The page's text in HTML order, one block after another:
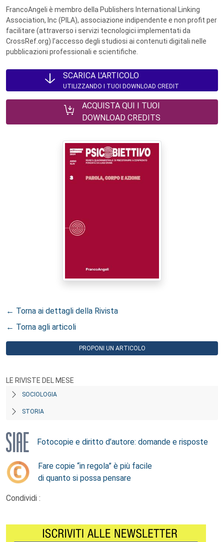
FrancoAngeli è membro della Publishers International Linking
Association, Inc (PILA), associazione indipendente e non profit per
facilitare (attraverso i servizi tecnologici implementati da
CrossRef.org) l’accesso degli studiosi ai contenuti digitali nelle
pubblicazioni professionali e scientifiche.
SCARICA L'ARTICOLO
UTILIZZANDO I TUOI DOWNLOAD CREDIT
ACQUISTA QUI I TUOI
DOWNLOAD CREDITS
← Torna ai dettagli della Rivista
← Torna agli articoli
PROPONI UN ARTICOLO
LE RIVISTE DEL MESE
SOCIOLOGIA
STORIA
Fotocopie e diritto d’autore: domande e risposte
Fare copie “in regola” è più facile
di quanto si possa pensare
Condividi :